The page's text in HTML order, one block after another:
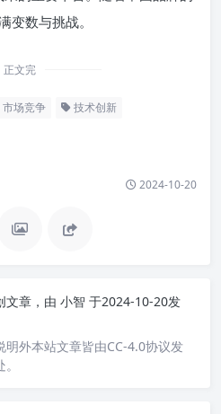
变数与挑战。
正文完
市场竞争 技术创新
2024-10-20
文章，由 小智 于2024-10-20发
明外本站文章皆由CC-4.0协议发